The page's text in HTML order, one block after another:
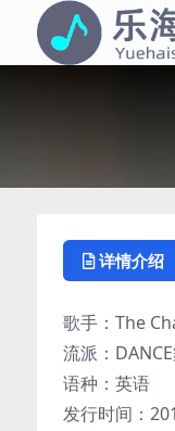
详情介绍
歌手：The
流派：
语种：英语
发行时间：